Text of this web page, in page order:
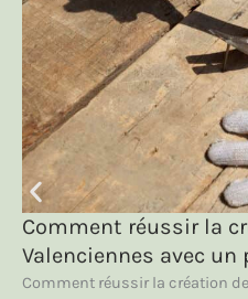
Comment réussir la
Valenciennes avec un
Comment réussir la création